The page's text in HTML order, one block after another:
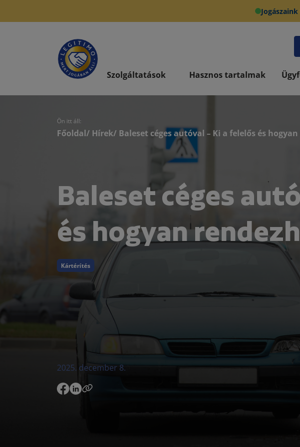
Szolgáltatások Hasznos tartalmak
Ön itt áll:
Főoldal/ Hírek/ Baleset céges autóval – Ki a felelős és
Baleset céges
és hogyan
Kártérítés
2025. december 8.